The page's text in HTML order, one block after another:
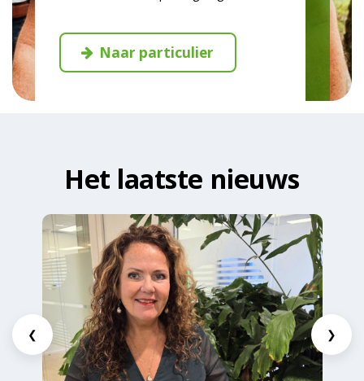
Naar particulier
Het laatste nieuws
❮ ❯